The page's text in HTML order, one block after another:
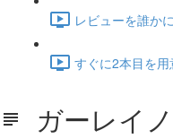
レビューを誰か
すぐに2本目を
ガーレイ